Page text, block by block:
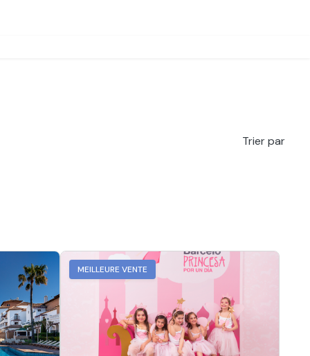
Trier par
MEILLEURE VENTE